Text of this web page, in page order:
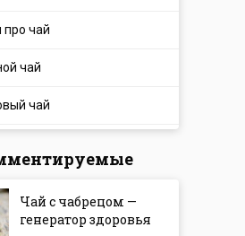
про чай
чай
чай
Чай с чабрецом —
генератор здоровья